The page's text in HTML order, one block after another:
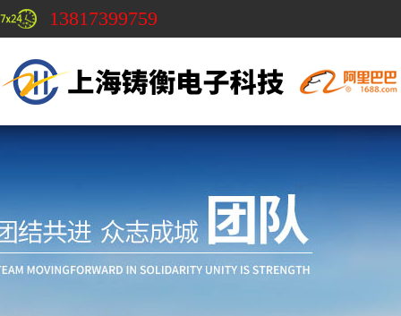
13817399759